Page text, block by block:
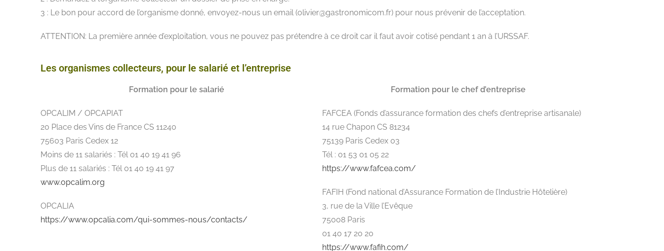
3 : Le bon pour accord de l’organisme donné, envoyez-nous un email (olivier@gastronomicom.fr) pour nous prévenir de l’acceptation.
ATTENTION: La première année d’exploitation, vous ne pouvez pas prétendre à ce droit car il faut avoir cotisé pendant 1 an à l’URSSAF.
Les organismes collecteurs, pour le salarié et l’entreprise
Formation pour le salarié
OPCALIM / OPCAPIAT
20 Place des Vins de France CS 11240
75603 Paris Cedex 12
Moins de 11 salariés : Tél 01 40 19 41 96
Plus de 11 salariés : Tél 01 40 19 41 97
www.opcalim.org
OPCALIA
https://www.opcalia.com/qui-sommes-nous/contacts/
Formation pour le chef d’entreprise
FAFCEA (Fonds d’assurance formation des chefs d’entreprise artisanale)
14 rue Chapon CS 81234
75139 Paris Cedex 03
Tél : 01 53 01 05 22
https://www.fafcea.com/
FAFIH (Fond national d’Assurance Formation de l’Industrie Hôtelière)
3, rue de la Ville l’Evêque
75008 Paris
01 40 17 20 20
https://www.fafih.com/